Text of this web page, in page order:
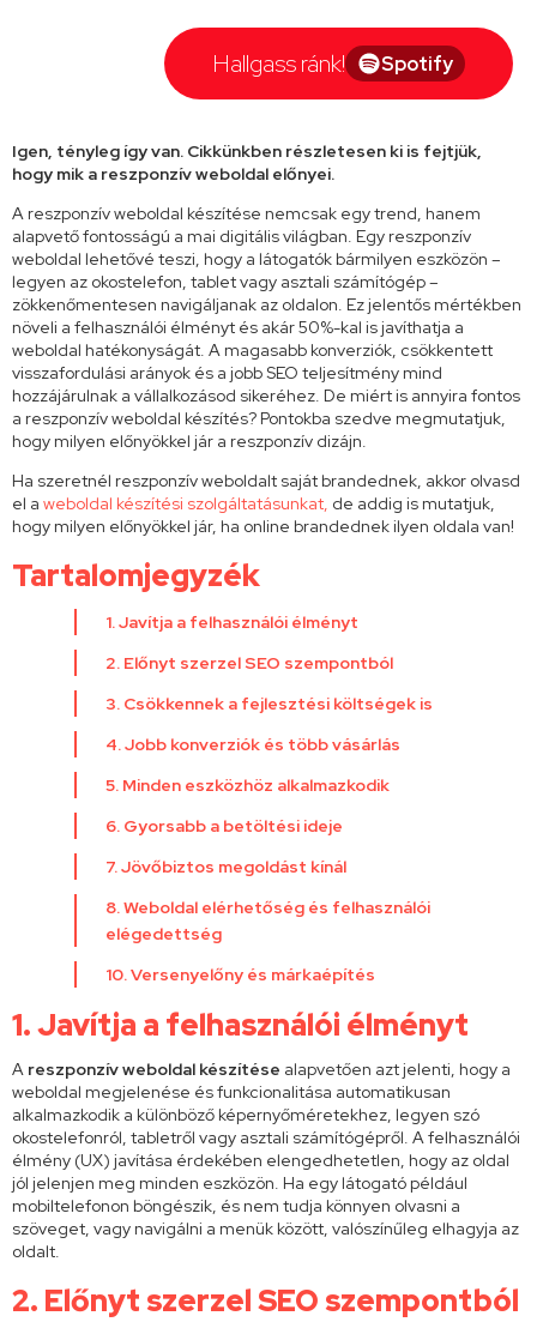
Hallgass ránk! Spotify
Igen, tényleg így van. Cikkünkben részletesen ki is fejtjük,
hogy mik a reszponzív weboldal előnyei.
A reszponzív weboldal készítése nemcsak egy trend, hanem
alapvető fontosságú a mai digitális világban. Egy reszponzív
weboldal lehetővé teszi, hogy a látogatók bármilyen eszközön –
legyen az okostelefon, tablet vagy asztali számítógép –
zökkenőmentesen navigáljanak az oldalon. Ez jelentős mértékben
növeli a felhasználói élményt és akár 50%-kal is javíthatja a
weboldal hatékonyságát. A magasabb konverziók, csökkentett
visszafordulási arányok és a jobb SEO teljesítmény mind
hozzájárulnak a vállalkozásod sikeréhez. De miért is annyira fontos
a reszponzív weboldal készítés? Pontokba szedve megmutatjuk,
hogy milyen előnyökkel jár a reszponzív dizájn.
Ha szeretnél reszponzív weboldalt saját brandednek, akkor olvasd
el a weboldal készítési szolgáltatásunkat, de addig is mutatjuk,
hogy milyen előnyökkel jár, ha online brandednek ilyen oldala van!
Tartalomjegyzék
1. Javítja a felhasználói élményt
2. Előnyt szerzel SEO szempontból
3. Csökkennek a fejlesztési költségek is
4. Jobb konverziók és több vásárlás
5. Minden eszközhöz alkalmazkodik
6. Gyorsabb a betöltési ideje
7. Jövőbiztos megoldást kínál
8. Weboldal elérhetőség és felhasználói
elégedettség
10. Versenyelőny és márkaépítés
1. Javítja a felhasználói élményt
A reszponzív weboldal készítése alapvetően azt jelenti, hogy a
weboldal megjelenése és funkcionalitása automatikusan
alkalmazkodik a különböző képernyőméretekhez, legyen szó
okostelefonról, tabletről vagy asztali számítógépről. A felhasználói
élmény (UX) javítása érdekében elengedhetetlen, hogy az oldal
jól jelenjen meg minden eszközön. Ha egy látogató például
mobiltelefonon böngészik, és nem tudja könnyen olvasni a
szöveget, vagy navigálni a menük között, valószínűleg elhagyja az
oldalt.
2. Előnyt szerzel SEO szempontból